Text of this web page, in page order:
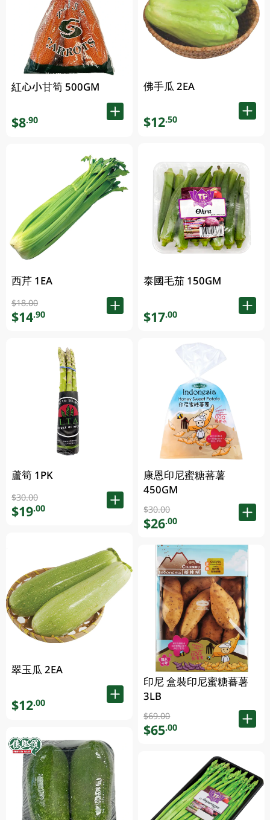
紅心小甘筍 500GM
$8.90
西芹 1EA
$18.00
$14.90
蘆筍 1PK
$30.00
$19.00
翠玉瓜 2EA
$12.00
佛手瓜 2EA
$12.50
泰國毛茄 150GM
$17.00
康恩印尼蜜糖蕃薯
450GM
$30.00
$26.00
印尼 盒裝印尼蜜糖蕃薯
3LB
$69.00
$65.00